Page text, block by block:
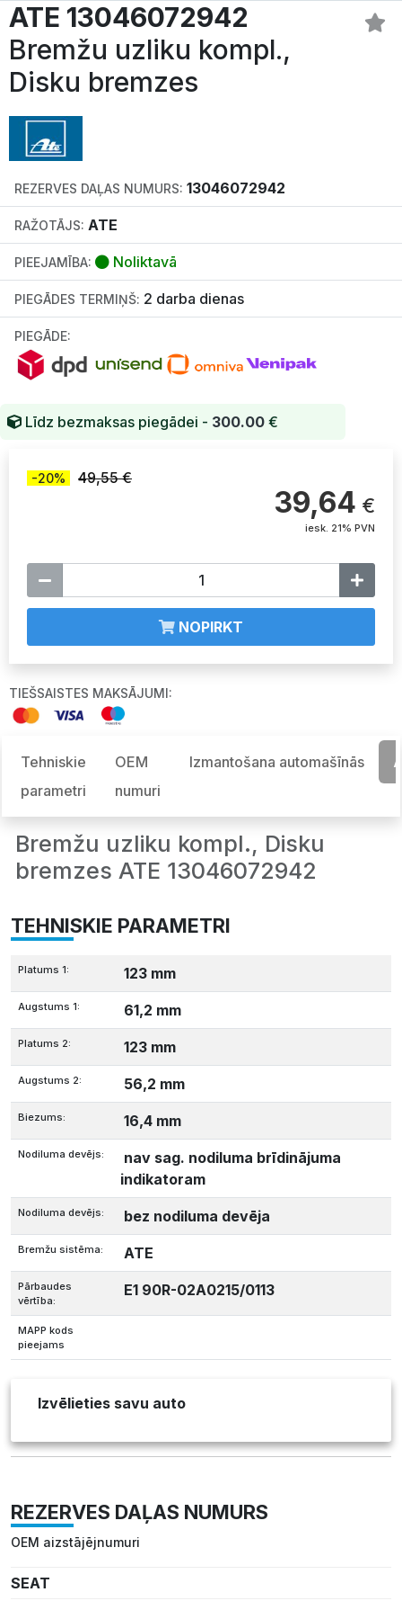
ATE 13046072942
Bremžu uzliku kompl.,
Disku bremzes
REZERVES DAĻAS NUMURS: 13046072942
RAŽOTĀJS: ATE
PIEEJAMĪBA: Noliktavā
PIEGĀDES TERMIŅŠ: 2 darba dienas
PIEGĀDE:
Līdz bezmaksas piegādei - 300.00 €
-20% 49,55 €
39,64 €
iesk. 21% PVN
NOPIRKT
TIEŠSAISTES MAKSĀJUMI:
Tehniskie
parametri
OEM
numuri
Izmantošana automašīnās
Bremžu uzliku kompl., Disku
bremzes ATE 13046072942
TEHNISKIE PARAMETRI
Platums 1: 123 mm
Augstums 1: 61,2 mm
Platums 2: 123 mm
Augstums 2: 56,2 mm
Biezums: 16,4 mm
Nodiluma devējs:
nav sag. nodiluma brīdinājuma
indikatoram
Nodiluma devējs: bez nodiluma devēja
Bremžu sistēma: ATE
Pārbaudes
vērtība:
E1 90R-02A0215/0113
MAPP kods
pieejams
Izvēlieties savu auto
REZERVES DAĻAS NUMURS
OEM aizstājējnumuri
SEAT